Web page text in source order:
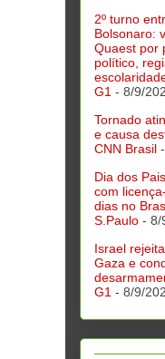
2º turno
Bolsonaro:
Quaest por
político,
G1 - 8/9/
Tornado
e causa
CNN Brasil
Dia dos
com
dias no
S.Paulo - 8/
Israel
Gaza e
G1 - 8/9/